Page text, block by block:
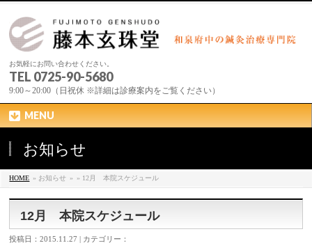
お気軽にお問い合わせください。
TEL 0725-90-5680
9:00～20:00（日祝休 ※詳細は診療案内をご覧ください）
MENU
お知らせ
HOME » お知らせ » » 12月 本院スケジュール
12月 本院スケジュール
投稿日：2015.11.27 | カテゴリー：